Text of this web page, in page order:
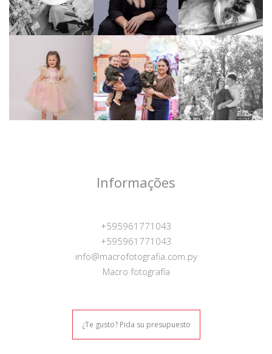
Informações
+595961771043
+595961771043
info@macrofotografia.com.py
Macro fotografía
¿Te gusto? Pida su presupuesto